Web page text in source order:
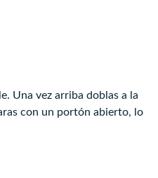
Una vez arriba doblas a la
con un portón abierto, lo